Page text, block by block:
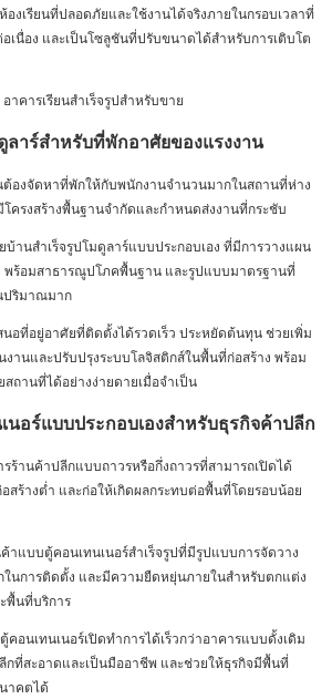
งเรียนที่ปลอดภัยและใช้งานได้จริงภายในกรอบเวลาที่
นื่อง และเป็นโซลูชันที่ปรับขนาดได้สำหรับการเติบโต
ลาร์สำหรับที่พักอาศัยของแรงงาน
องจัดหาที่พักให้กับพนักงานจำนวนมากในสถานที่ห่าง
ครงสร้างพื้นฐานจำกัดและกำหนดส่งงานที่กระชับ
านสำเร็จรูปโมดูลาร์แบบประกอบเอง ที่มีการวางแผน
พร้อมสาธารณูปโภคพื้นฐาน และรูปแบบมาตรฐานที่
ปริมาณมาก
นอที่อยู่อาศัยที่ติดตั้งได้รวดเร็ว ประหยัดต้นทุน ช่วยเพิ่ม
านและปรับปรุงระบบโลจิสติกส์ในพื้นที่ก่อสร้าง พร้อม
ถานที่ได้อย่างง่ายดายเมื่อจำเป็น
นอร์แบบประกอบเองสำหรับธุรกิจค้าปลีก
ร้านค้าปลีกแบบถาวรหรือกึ่งถาวรที่สามารถเปิดได้
สร้างต่ำ และก่อให้เกิดผลกระทบต่อพื้นที่โดยรอบน้อย
แบบตู้คอนเทนเนอร์สำเร็จรูปที่มีรูปแบบการจัดวาง
นการติดตั้ง และมีความยืดหยุ่นภายในสำหรับตกแต่ง
พื้นที่บริการ
อนเทนเนอร์เปิดทำการได้เร็วกว่าอาคารแบบดั้งเดิม
ที่สะอาดและเป็นมืออาชีพ และช่วยให้ธุรกิจมีพื้นที่
าคตได้